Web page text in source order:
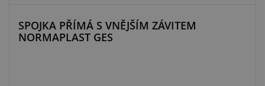
SPOJKA PŘÍMÁ S VNĚJŠÍM ZÁVITEM
NORMAPLAST GES